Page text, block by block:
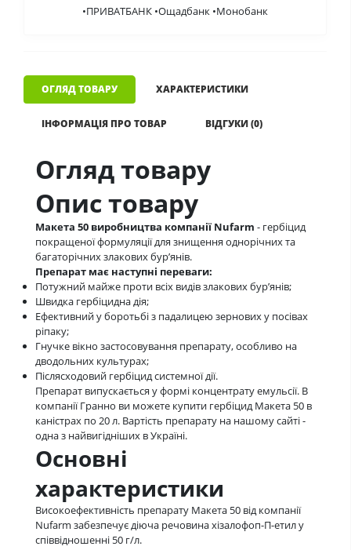
ОГЛЯД ТОВАРУ ХАРАКТЕРИСТИКИ
ІНФОРМАЦІЯ ПРО ТОВАР ВІДГУКИ (0)
Огляд товару
Опис товару
Макета 50 виробництва компанії Nufarm - гербіцид
покращеної формуляції для знищення однорічних та
багаторічних злакових бур’янів.
Препарат має наступні переваги:
Потужний майже проти всіх видів злакових бур’янів;
Швидка гербіцидна дія;
Ефективний у боротьбі з падалицею зернових у посівах
ріпаку;
Гнучке вікно застосовування препарату, особливо на
дводольних культурах;
Післясходовий гербіцид системної дії.
Препарат випускається у формі концентрату емульсії. В
компанії Гранно ви можете купити гербіцид Макета 50 в
каністрах по 20 л. Вартість препарату на нашому сайті -
одна з найвигідніших в Україні.
Основні
характеристики
Високоефективність препарату Макета 50 від компанії
Nufarm забезпечує діюча речовина хізалофоп-П-етил у
співвідношенні 50 г/л.
•ПРИВАТБАНК •Ощадбанк •Монобанк